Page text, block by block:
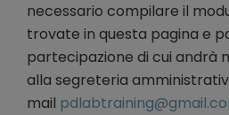
necessario compilare il
trovate in questa pagina e
partecipazione di cui andrà
alla segreteria
mail